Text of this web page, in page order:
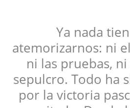
Ya nada
atemorizarnos: ni
ni las pruebas,
sepulcro. Todo ha
por la victoria